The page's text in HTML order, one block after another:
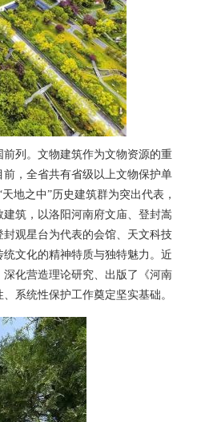
列。文物建筑作为文物资源的重
，全省共有省级以上文物保护单
地之中”历史建筑群为突出代表，
筑，以洛阳河南府文庙、登封嵩
观星台为代表的会馆、天文科技
文化的精神特质与独特魅力。近
化营造理论研究、出版了《河南
系统性保护工作奠定坚实基础。